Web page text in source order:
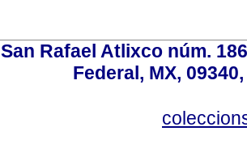
San Rafael Atlixco núm.
Federal, MX,